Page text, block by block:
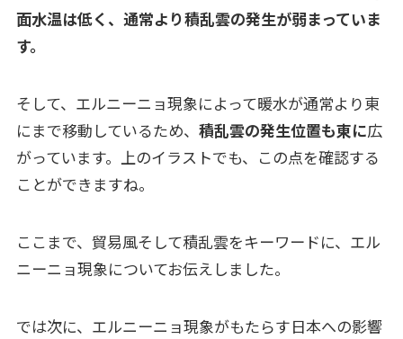
面水温は低く、通常より積乱雲の発生が弱まっていま
す。
そして、エルニーニョ現象によって暖水が通常より東
にまで移動しているため、 積乱雲の発生位置も東に広
がっています。上のイラストでも、この点を確認する
ことができますね。
ここまで、貿易風そして積乱雲をキーワードに、エル
ニーニョ現象についてお伝えしました。
では次に、エルニーニョ現象がもたらす日本への影響